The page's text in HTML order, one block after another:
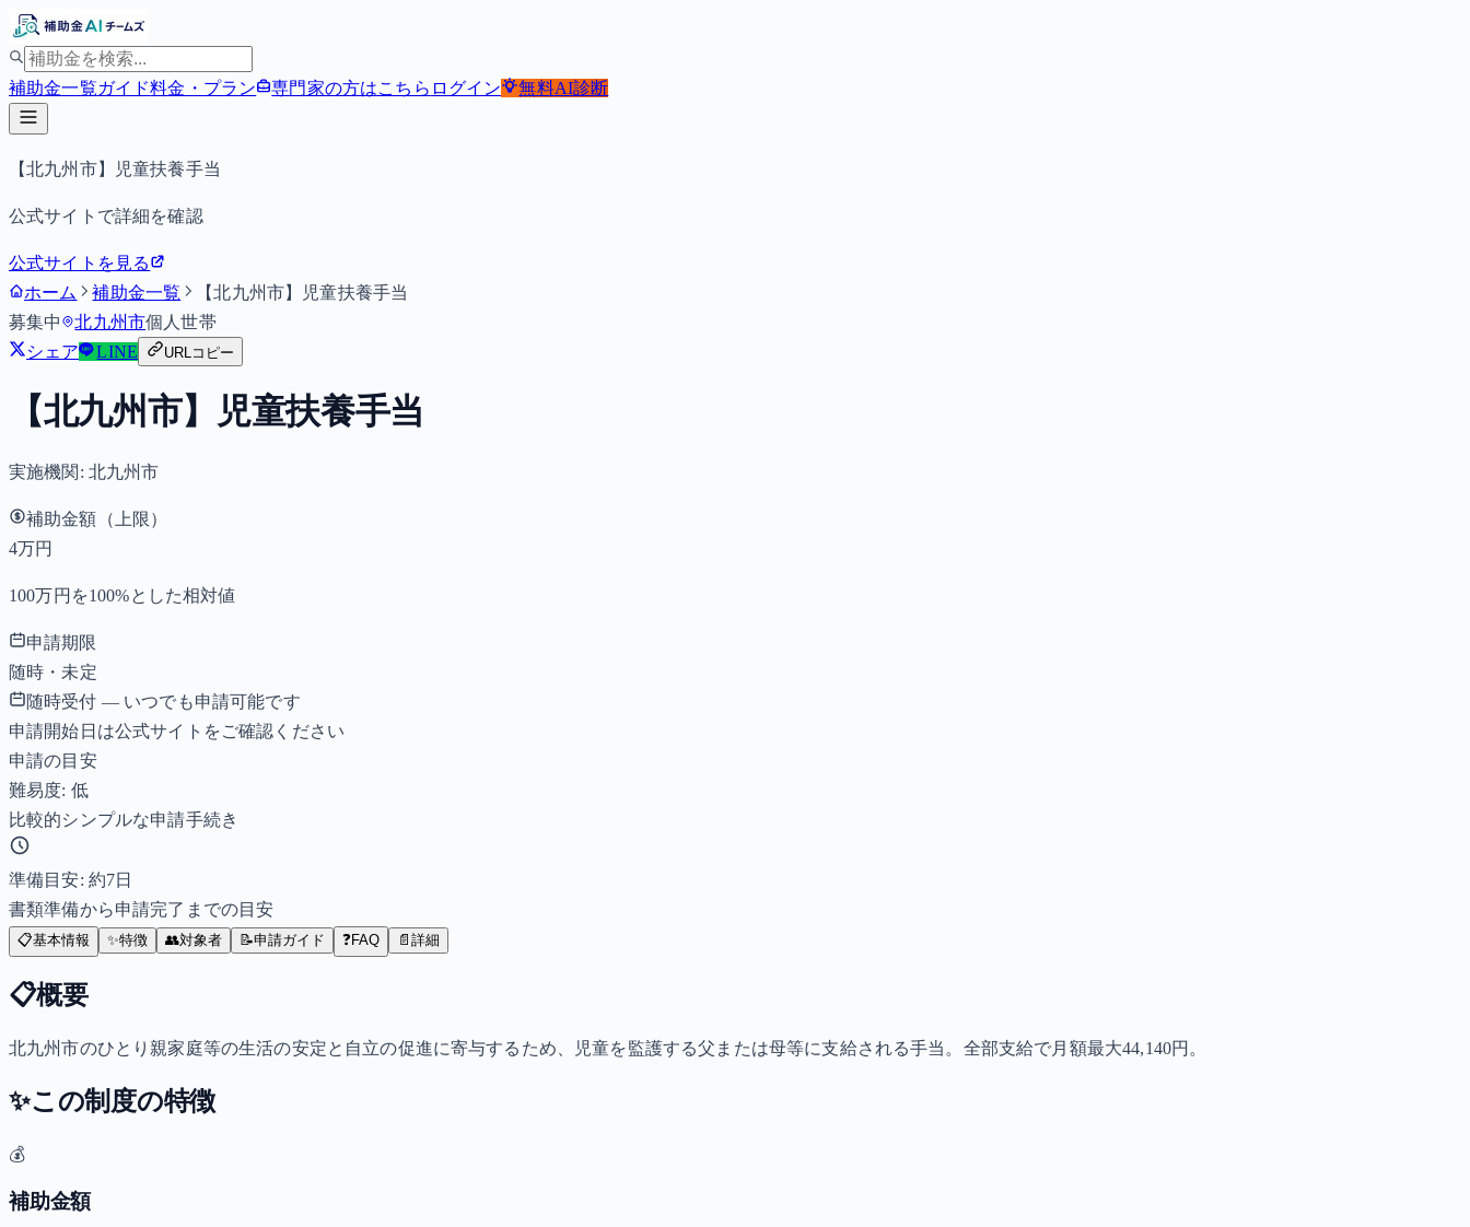
補助金一覧ガイド料金・プラン 専門家の方はこちら ログイン 無料AI診断
【北九州市】児童扶養手当
公式サイトで詳細を確認
公式サイトを見る
ホーム
補助金一覧
【北九州市】児童扶養手当
募集中
北九州市個人世帯
シェア
LINE URLコピー
【北九州市】児童扶養手当
実施機関: 北九州市
補助金額（上限）
4万円
100万円を100%とした相対値
申請期限
随時・未定
随時受付 — いつでも申請可能です
申請開始日は公式サイトをご確認ください
申請の目安
難易度: 低
比較的シンプルな申請手続き
準備目安: 約7日
書類準備から申請完了までの目安
📋基本情報 ✨特徴 👥対象者 📝申請ガイド ❓FAQ 📄 詳細
📋概要
北九州市のひとり親家庭等の生活の安定と自立の促進に寄与するため、児童を監護する父または母等に支給される手当。全部支給で月額最大44,140円。
✨この制度の特徴
💰
補助金額